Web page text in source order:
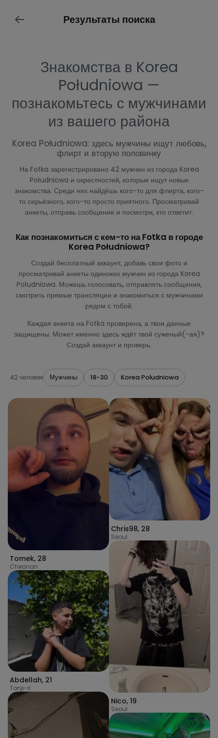
Результаты поиска
Знакомства в Korea
Południowa —
познакомьтесь с мужчинами
из вашего района
Korea Południowa: здесь мужчины ищут любовь,
флирт и вторую половинку
На Fotka зарегистрировано 42 мужчин из города Korea
Południowa и окрестностей, которые ищут новые
знакомства. Среди них найдёшь кого-то для флирта, кого-
то серьёзного, кого-то просто приятного. Просматривай
анкеты, отправь сообщение и посмотри, кто ответит.
Как познакомиться с кем-то на Fotka в городе
Korea Południowa?
Создай бесплатный аккаунт, добавь свои фото и
просматривай анкеты одиноких мужчин из города Korea
Południowa. Можешь голосовать, отправлять сообщения,
смотреть прямые трансляции и знакомиться с мужчинами
рядом с тобой.
Каждая анкета на Fotka проверена, а твои данные
защищены. Может именно здесь ждёт твой суженый(-ая)?
Создай аккаунт и проверь.
42 человек Мужчины 18-30 Korea Południowa
Tomek, 28
Cheonan
Abdellah, 21
Tonji-ri
Chris98, 28
Seoul
Nico, 19
Seoul